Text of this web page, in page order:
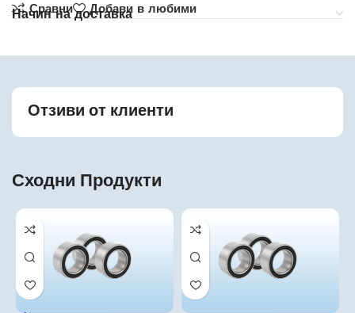
Сравни
Добави в любими
Начин на доставка
Отзиви от клиенти
Сходни Продукти